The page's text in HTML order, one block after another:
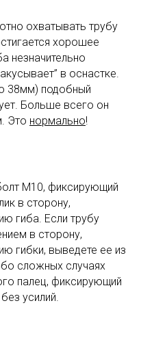
охватывать трубу
хорошее
незначительно
в оснастке.
38мм) подобный
Больше всего он
Это нормально!
М10, фиксирующий
в сторону,
гиба. Если трубу
в сторону,
гибки, выведете ее из
сложных случаях
палец, фиксирующий
усилий.